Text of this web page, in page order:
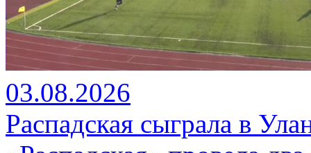
03.08.2026
Распадская сыграла в